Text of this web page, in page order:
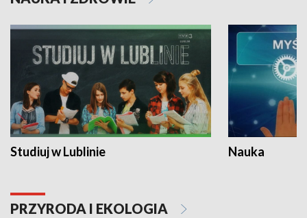
Studiuj w Lublinie Nauka
PRZYRODA I EKOLOGIA